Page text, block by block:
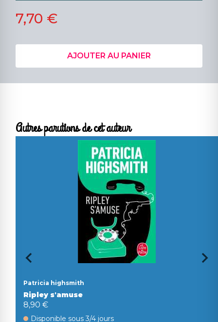
7,70 €
AJOUTER AU PANIER
Autres parutions de cet auteur
Patricia highsmith
Ripley s'amuse
8,90 €
Disponible sous 3/4 jours